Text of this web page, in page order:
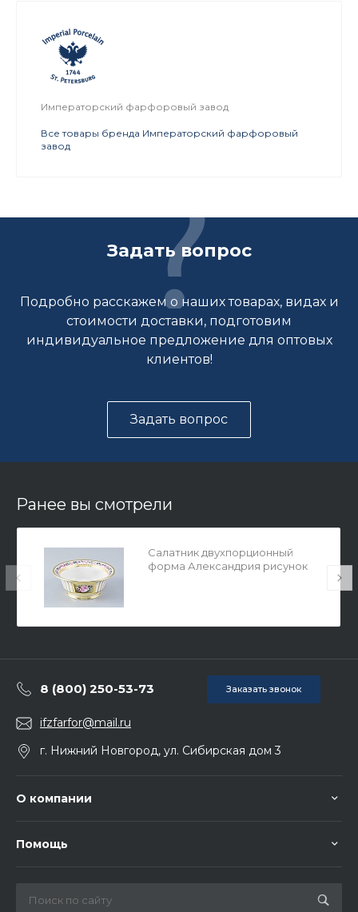
Императорский фарфоровый завод
Все товары бренда Императорский фарфоровый
завод
Задать вопрос
Подробно расскажем о наших товарах, видах и
стоимости доставки, подготовим
индивидуальное предложение для оптовых
клиентов!
Задать вопрос
Ранее вы смотрели
Салатник двухпорционный
форма Александрия рисунок
8 (800) 250-53-73 Заказать звонок
ifzfarfor@mail.ru
г. Нижний Новгород, ул. Сибирская дом 3
О компании
Помощь